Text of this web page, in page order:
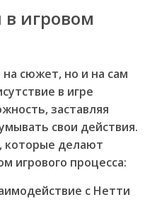
игровом
сюжет, но и на сам
в игре
заставляя
свои действия.
которые делают
игрового процесса:
с Нетти